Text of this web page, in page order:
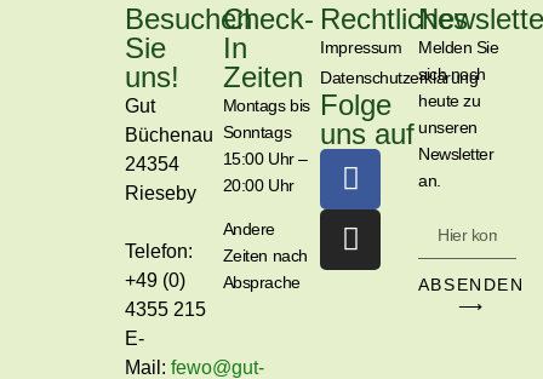
Besuchen
Sie
uns!
Gut
Büchenau
24354
Rieseby
Telefon:
+49 (0)
4355 215
E-
Mail:fewo@gut-
Check-
In
Zeiten
Montags bis
Sonntags
15:00 Uhr –
20:00 Uhr
Andere
Zeiten nach
Absprache
Rechtliches
Impressum
Datenschutzerklärung
Folge
uns auf
Melden Sie
sich noch
heute zu
unseren
Newsletter
an.
ABSENDEN
⟶